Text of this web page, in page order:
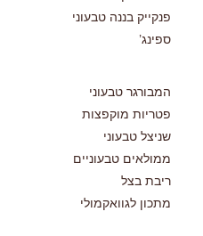
פנקייק בננה טבעוני
ספינג’
המבורגר טבעוני
פטריות מוקפצות
שניצל טבעוני
ממולאים טבעוניים
ריבת בצל
מתכון לגוואקמולי